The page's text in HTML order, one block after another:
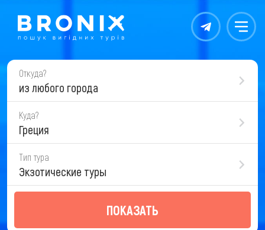
Контакты Меню
Откуда?
из любого города
Куда?
Греция
Тип тура
Экзотические туры
ПОКАЗАТЬ